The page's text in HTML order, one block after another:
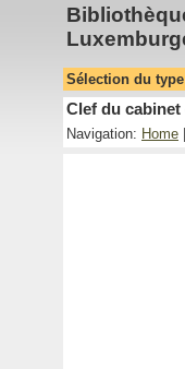
Sélection du
Clef du cabinet
Navigation: Home